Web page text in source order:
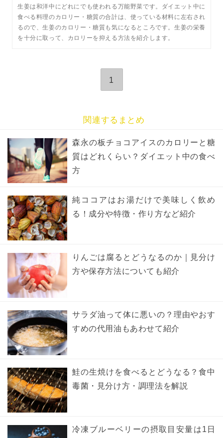
生姜は和洋中にどれにでも使われる万能野菜です。ダイエット中に
食べる料理のカロリー・糖質の合計は、使っている材料に左右され
るので、生姜のカロリー・糖質も気になるところです。生姜の栄養
を十分に取って、カロリーを抑える方法を紹介します。
1
関連するまとめ
森永の板チョコアイスのカロリーと糖
質はどれくらい？ダイエット中の食べ
方
純ココアはお湯だけで美味しく飲め
る！成分や特徴・作り方など紹介
りんごは腐るとどうなるのか｜見分け
方や保存方法についても紹介
サラダ油って体に悪いの？理由やおす
すめの代用油もあわせて紹介
鮭の生焼けを食べるとどうなる？食中
毒菌・見分け方・調理法を解説
冷凍ブルーベリーの摂取目安量は1日